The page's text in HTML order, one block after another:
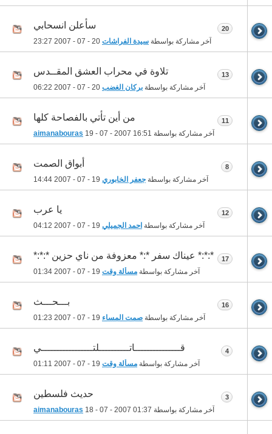
سأعلن انسحابي
آخر مشاركة بواسطة سيدة الفراشات 23:27
20
تلاوة في محراب العشق المقــدس
آخر مشاركة بواسطة بركان الغضب 06:22
13
من أين تأتي بالفصاحة كلها
آخر مشاركة بواسطة aimanabouras 19 - 07 - 2007 16:51
11
أبواق الصمت
آخر مشاركة بواسطة جعفر الخابوري 14:44
8
يا عرب
آخر مشاركة بواسطة احمد الجميلي 04:12
12
*:*:* عيناك سفر *:* معزوفة من ناي حزين *:*:*
آخر مشاركة بواسطة مسألة وقت 01:34
17
بـــحـــث
آخر مشاركة بواسطة صمت المساء 01:23
16
قـــــــــــــــاتــــــــــلتـــــــــــــــــي
آخر مشاركة بواسطة مسألة وقت 01:11
4
حديث فلسطين
آخر مشاركة بواسطة aimanabouras 18 - 07 - 2007 01:37
3